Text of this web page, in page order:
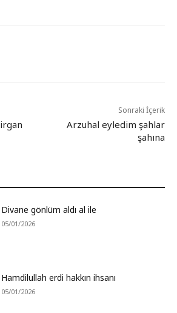
Sonraki İçerik
Arzuhal eyledim şahlar
şahına
Divane gönlüm aldı al ile
05/01/2026
Hamdilullah erdi hakkın ihsanı
05/01/2026